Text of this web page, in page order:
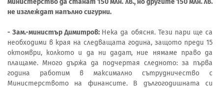
не изглеждат напълно сигурни.
- Зам.-министър Димитров: Нека да обясня. Тези пари ще са
необходими в края на следващата година, защото преди 15
октомври, колкото и да ни дадат, ние нямаме право да
плащаме. Много държа да подчертая следното: за първа
година работим в максимално сътрудничество с
Министерството на финансите. В дългогодишната си